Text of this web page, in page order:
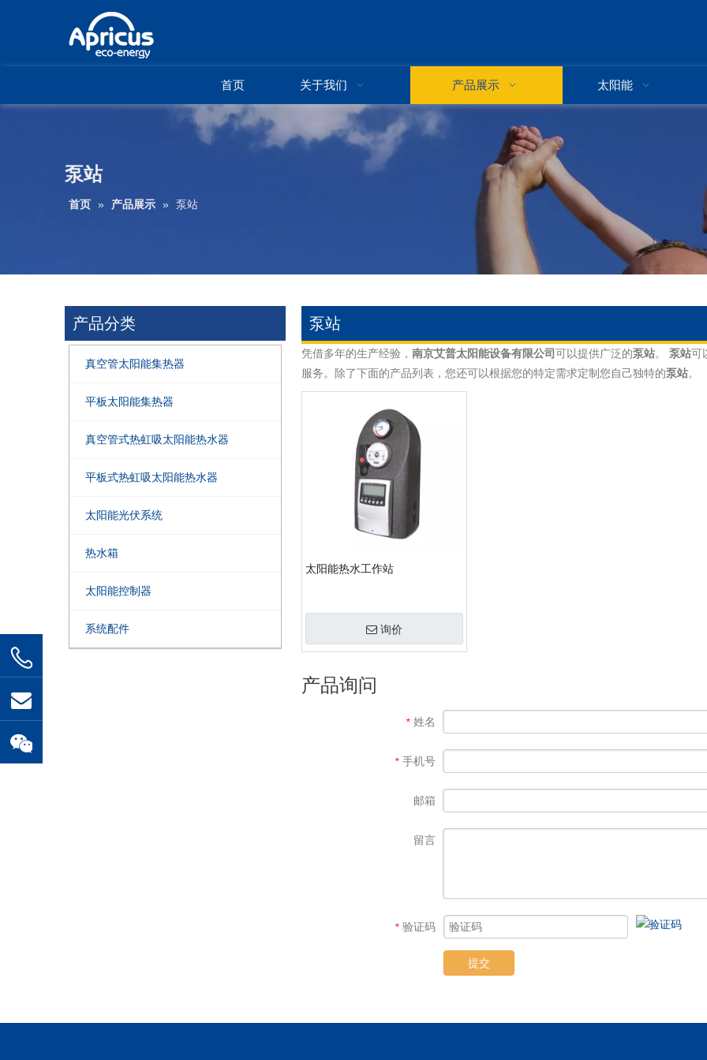
首页 关于我们 产品展示 太阳能
泵站
首页 » 产品展示 » 泵站
产品分类
真空管太阳能集热器
平板太阳能集热器
真空管式热虹吸太阳能热水器
平板式热虹吸太阳能热水器
太阳能光伏系统
热水箱
太阳能控制器
系统配件
泵站
凭借多年的生产经验， 南京艾普太阳能设备有限公司可以提供广泛的泵站。 泵站可
服务。除了下面的产品列表，您还可以根据您的特定需求定制您自己独特的泵站。
太阳能热水工作站
询价
产品询问
* 姓名
* 手机号
邮箱
留言
* 验证码
提交